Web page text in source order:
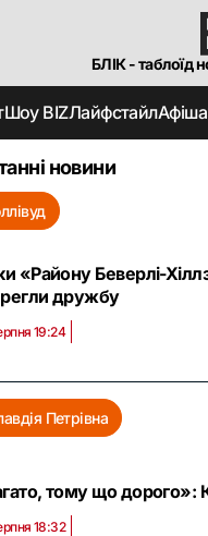
БЛІК - таблоїд
Шоу BIZЛайфстайлАфіша
новини
«Району Беверлі-
дружбу
19:24
Петрівна
тому що дорого»:
18:32